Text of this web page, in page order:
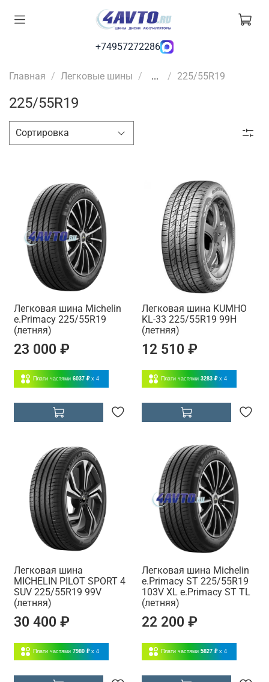
+74957272286
Главная Легковые шины ... 225/55R19
225/55R19
Легковая шина Michelin
e.Primacy 225/55R19
(летняя)
23 000 ₽
Плати частями 6037 ₽ x 4
Легковая шина KUMHO
KL-33 225/55R19 99H
(летняя)
12 510 ₽
Плати частями 3283 ₽ x 4
Легковая шина
MICHELIN PILOT SPORT 4
SUV 225/55R19 99V
(летняя)
30 400 ₽
Плати частями 7980 ₽ x 4
Легковая шина Michelin
e.Primacy ST 225/55R19
103V XL e.Primacy ST TL
(летняя)
22 200 ₽
Плати частями 5827 ₽ x 4